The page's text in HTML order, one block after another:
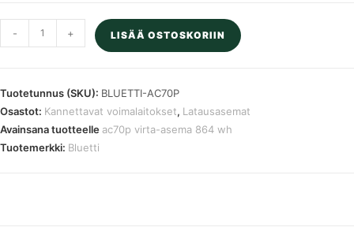
BLUETTI
AC70P
asema
864
Wh
/
- + LISÄÄ OSTOSKORIIN
Tuotetunnus (SKU): BLUETTI-AC70P
Osastot: Kannettavat voimalaitokset, Latausasemat
Avainsana tuotteelle ac70p virta-asema 864 wh
Tuotemerkki: Bluetti